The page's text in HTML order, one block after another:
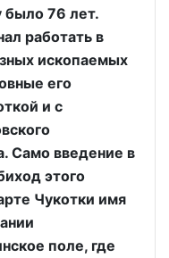
было 76 лет.
работать в
ископаемых
его
и с
Само введение в
этого
Чукотки имя
поле, где